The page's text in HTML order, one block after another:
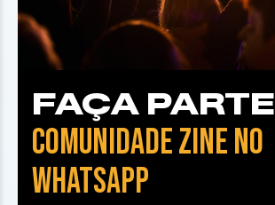
FAÇA PARTE
COMUNIDADE ZINE NO
WHATSAPP